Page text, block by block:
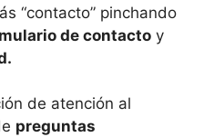
“contacto” pinchando
de contacto y
de atención al
preguntas